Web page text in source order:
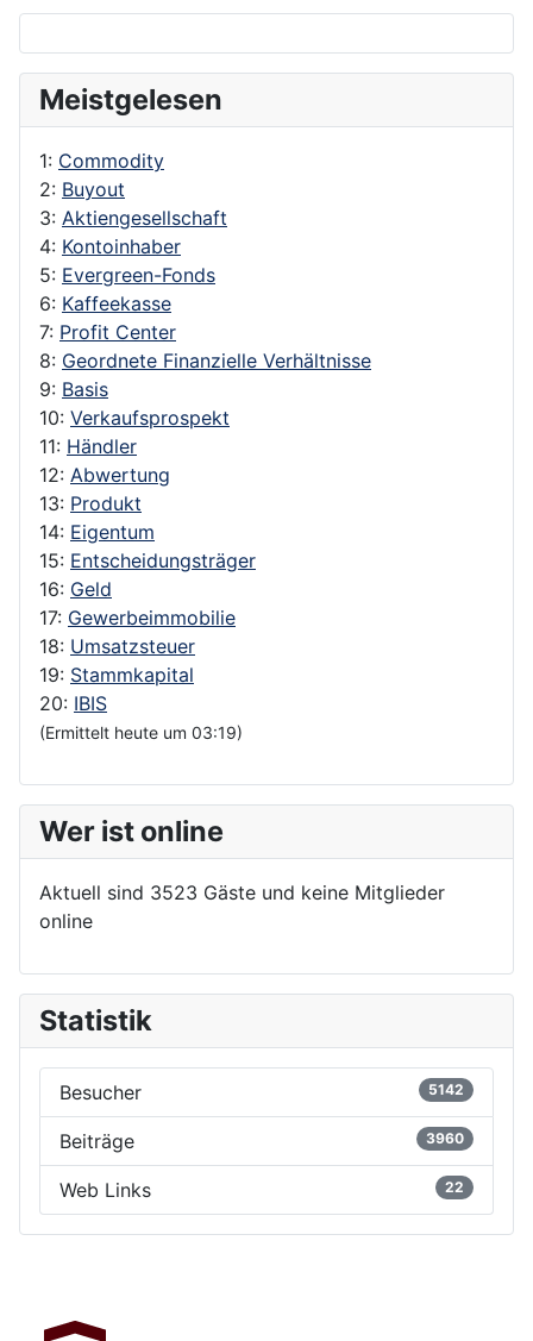
Meistgelesen
1: Commodity
2: Buyout
3: Aktiengesellschaft
4: Kontoinhaber
5: Evergreen-Fonds
6: Kaffeekasse
7: Profit Center
8: Geordnete Finanzielle Verhältnisse
9: Basis
10: Verkaufsprospekt
11: Händler
12: Abwertung
13: Produkt
14: Eigentum
15: Entscheidungsträger
16: Geld
17: Gewerbeimmobilie
18: Umsatzsteuer
19: Stammkapital
20: IBIS
(Ermittelt heute um 03:19)
Wer ist online
Aktuell sind 3523 Gäste und keine Mitglieder
online
Statistik
Besucher 5142
Beiträge 3960
Web Links 22